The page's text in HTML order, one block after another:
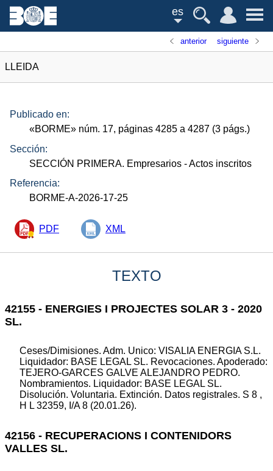
es
anterior siguiente
LLEIDA
Publicado en:
«BORME» núm. 17, páginas 4285 a 4287 (3 págs.)
Sección:
SECCIÓN PRIMERA. Empresarios - Actos inscritos
Referencia:
BORME-A-2026-17-25
PDF XML
TEXTO
42155 - ENERGIES I PROJECTES SOLAR 3 - 2020
SL.
Ceses/Dimisiones. Adm. Unico: VISALIA ENERGIA S.L.
Liquidador: BASE LEGAL SL. Revocaciones. Apoderado:
TEJERO-GARCES GALVE ALEJANDRO PEDRO.
Nombramientos. Liquidador: BASE LEGAL SL.
Disolución. Voluntaria. Extinción. Datos registrales. S 8 ,
H L 32359, I/A 8 (20.01.26).
42156 - RECUPERACIONS I CONTENIDORS
VALLES SL.